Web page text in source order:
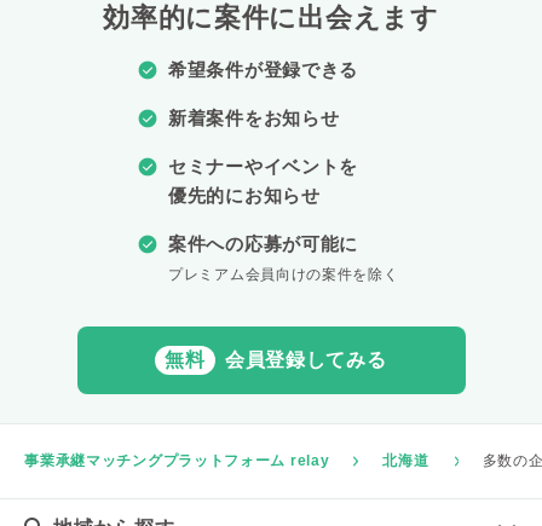
効率的に案件に出会えます
希望条件が登録できる
新着案件をお知らせ
セミナーやイベントを
優先的にお知らせ
案件への応募が可能に
プレミアム会員向けの案件を除く
無料 会員登録してみる
事業承継マッチングプラットフォーム relay 北海道 多数の